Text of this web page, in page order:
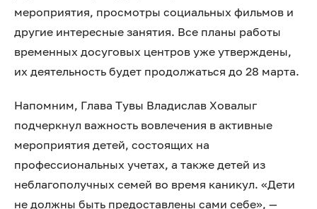
мероприятия, просмотры социальных фильмов и
другие интересные занятия. Все планы работы
временных досуговых центров уже утверждены,
их деятельность будет продолжаться до 28 марта.
Напомним, Глава Тувы Владислав Ховалыг
подчеркнул важность вовлечения в активные
мероприятия детей, состоящих на
профессиональных учетах, а также детей из
неблагополучных семей во время каникул. «Дети
не должны быть предоставлены сами себе», —